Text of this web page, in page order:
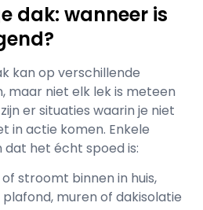
dak: wanneer is
kan op verschillende
maar niet elk lek is meteen
er situaties waarin je niet
in actie komen. Enkele
het écht spoed is:
stroomt binnen in huis,
muren of dakisolatie